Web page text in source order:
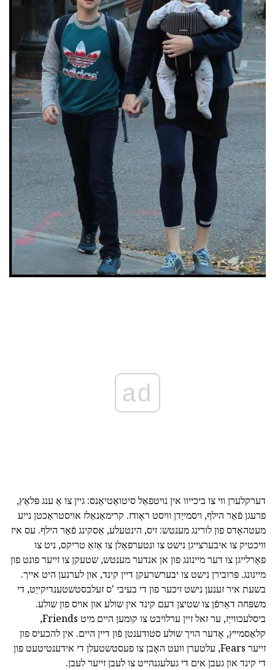
ad
דערקלערן ווי צו ביכייוו אין נויטפאַל סיטואַטיאָנס: גיין צו אַ ענג פּלאַץ,
פרעגן פֿאַר הילף, ויסמייַדן וויסט ראָודז. קרימאַנאַלז אויסטראַכטן נייע
מעטהאָדס פון לורינג מענטש: זיס, הינטעלע, אַסקינג פֿאַר הילף. עס איז
וויכטיק צו איבערצייגן נישט צו ונטערפאַלן צו אַזאַ טריקס, ניט צו
פאָרלייגן צו דער מיינונג פון אן אנדער מענטש, שטעקן צו זייער פונט פון
מיינונג. פּרובירן נישט צו יבערשרעקן דיין קינד, און לערנען היט אייך.
בשעת איר זענען נישט זיכער פון די בעיבי 'ס זעלבסטשטענדיקייַט, די
משפּחה דאַרפֿן צו שטיצן דעם קינד אין שולע און אויס פון שולע.
ביסלעכווייַז, ער זאל זיין ערלויבט צו קומען היים מיט Friends,
קלאַסמייץ, אָדער הויך שולע סטודענטן פֿון דיין היים. אין להכעיס פון
זייער Fears, עלטערן וועט האָבן צו פעסטשטעלן די אידענטיטעט פון
די קינד און געבן אים די געלעגנהייט צו לעבן זייער לעבן.